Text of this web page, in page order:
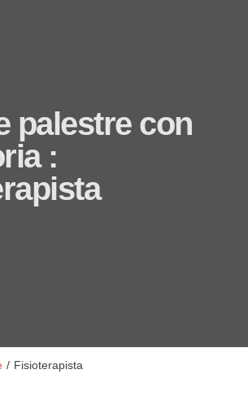
palestre con
:
/ Fisioterapista